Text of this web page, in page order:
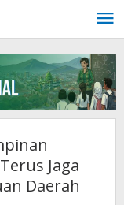
Jaga
Daerah